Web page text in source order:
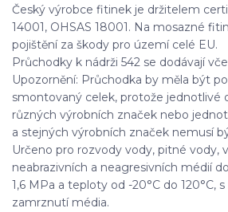
Český výrobce fitinek je držitelem
14001, OHSAS 18001. Na mosazné
pojištění za škody pro území celé EU.
Průchodky k nádrži 542 se dodávají
Upozornění: Průchodka by měla být
smontovaný celek, protože jednotlivé
různých výrobních značek nebo
a stejných výrobních značek nemusí
Určeno pro rozvody vody, pitné vody,
neabrazivních a neagresivních médií
1,6 MPa a teploty od -20°C do 120°C,
zamrznutí média.